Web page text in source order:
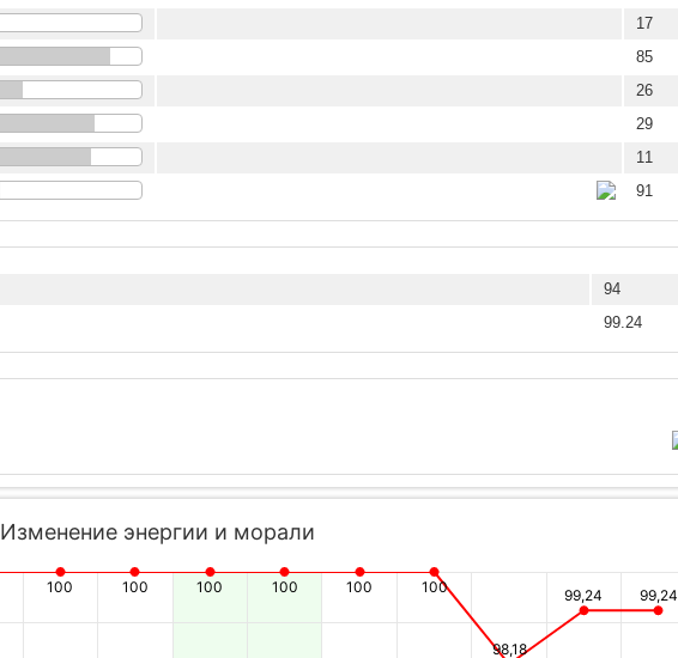
17
85
26
29
11
91
94
99.24
Изменение энергии и морали
100 100 100 100 100 100
98,18
99,24 99,24